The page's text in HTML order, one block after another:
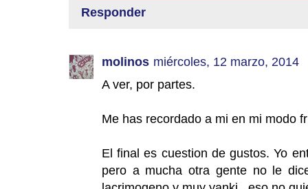
Responder
molinos miércoles, 12 marzo, 2014
A ver, por partes.
Me has recordado a mi en mi modo
El final es cuestion de gustos. Yo
pero a mucha otra gente no le